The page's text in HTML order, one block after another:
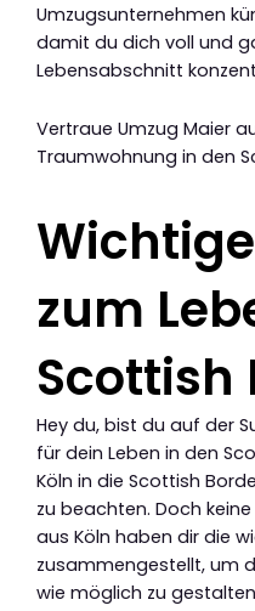
Umzugsunternehmen
damit du dich voll und
Lebensabschnitt
Vertraue Umzug Maier
Traumwohnung in den
zum
Scottish
Hey du, bist du auf der
für dein Leben in den
Köln in die Scottish
zu beachten. Doch
aus Köln haben dir die
zusammengestellt, um
wie möglich zu